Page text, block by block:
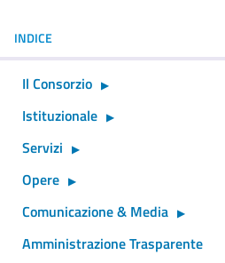
INDICE
Il Consorzio
Istituzionale
Servizi
Opere
Comunicazione & Media
Amministrazione Trasparente